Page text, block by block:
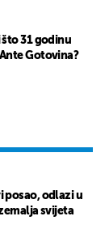
31 godinu
Gotovina?
posao, odlazi u
svijeta